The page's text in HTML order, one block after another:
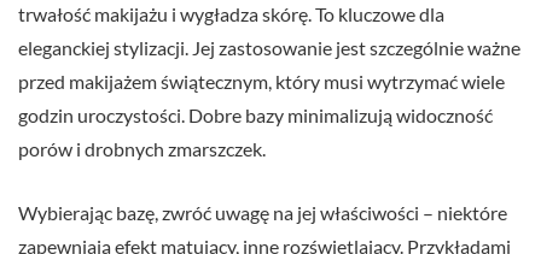
trwałość makijażu i wygładza skórę. To kluczowe dla
eleganckiej stylizacji. Jej zastosowanie jest szczególnie ważne
przed makijażem świątecznym, który musi wytrzymać wiele
godzin uroczystości. Dobre bazy minimalizują widoczność
porów i drobnych zmarszczek.
Wybierając bazę, zwróć uwagę na jej właściwości – niektóre
zapewniają efekt matujący, inne rozświetlający. Przykładami